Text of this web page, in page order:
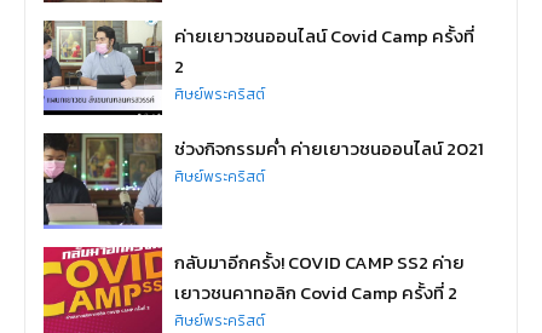
ค่ายเยาวชนออนไลน์ Covid Camp ครั้งที่
2
ศิษย์พระคริสต์
ช่วงกิจกรรมค่ำ ค่ายเยาวชนออนไลน์ 2021
ศิษย์พระคริสต์
กลับมาอีกครั้ง! COVID CAMP SS2 ค่าย
เยาวชนคาทอลิก Covid Camp ครั้งที่ 2
ศิษย์พระคริสต์